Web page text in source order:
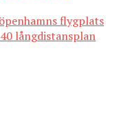
flygplats
långdistansplan